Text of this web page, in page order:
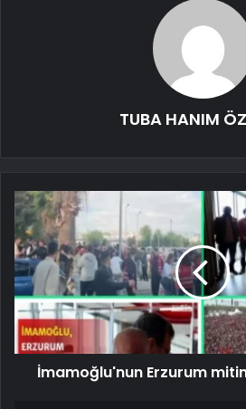
TUBA HANIM
İmamoğlu'nun Erzurum